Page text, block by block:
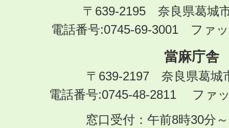
〒639-2195 奈良県葛城
電話番号:0745-69-3001 ファ
當麻庁舎
〒639-2197 奈良県葛城
電話番号:0745-48-2811 ファ
窓口受付：午前8時30分